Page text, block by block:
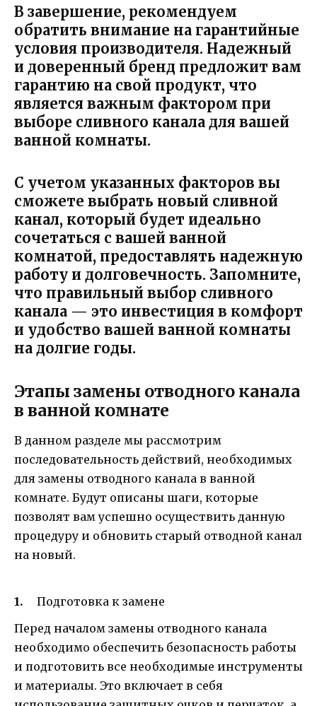
В завершение, рекомендуем
обратить внимание на гарантийные
условия производителя. Надежный
и доверенный бренд предложит вам
гарантию на свой продукт, что
является важным фактором при
выборе сливного канала для вашей
ванной комнаты.
С учетом указанных факторов вы
сможете выбрать новый сливной
канал, который будет идеально
сочетаться с вашей ванной
комнатой, предоставлять надежную
работу и долговечность. Запомните,
что правильный выбор сливного
канала — это инвестиция в комфорт
и удобство вашей ванной комнаты
на долгие годы.
Этапы замены отводного канала
в ванной комнате
В данном разделе мы рассмотрим
последовательность действий, необходимых
для замены отводного канала в ванной
комнате. Будут описаны шаги, которые
позволят вам успешно осуществить данную
процедуру и обновить старый отводной канал
на новый.
Подготовка к замене
Перед началом замены отводного канала
необходимо обеспечить безопасность работы
и подготовить все необходимые инструменты
и материалы. Это включает в себя